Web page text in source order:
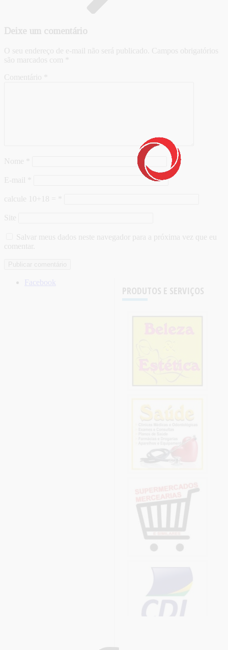
Deixe um comentário
O seu endereço de e-mail não será publicado. Campos obrigatórios
são marcados com
Comentário
Nome
E-mail
calcule 10+18 =
Site
Salvar meus dados neste navegador para a próxima vez que eu
comentar.
PRODUTOS E SERVIÇOS
Facebook